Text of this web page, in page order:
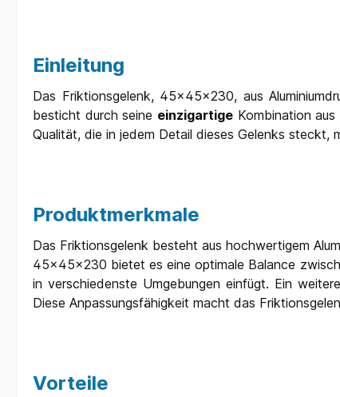
Einleitung
Das Friktionsgelenk, 45x45x230, aus
besticht durch seine einzigartigeKombination aus
Qualität, die in jedem Detail dieses Gelenks steckt,
Produktmerkmale
Das Friktionsgelenk besteht aus hochwertigem
45x45x230 bietet es eine optimale Balance
in verschiedenste Umgebungen einfügt. Ein
Diese Anpassungsfähigkeit macht das
Vorteile